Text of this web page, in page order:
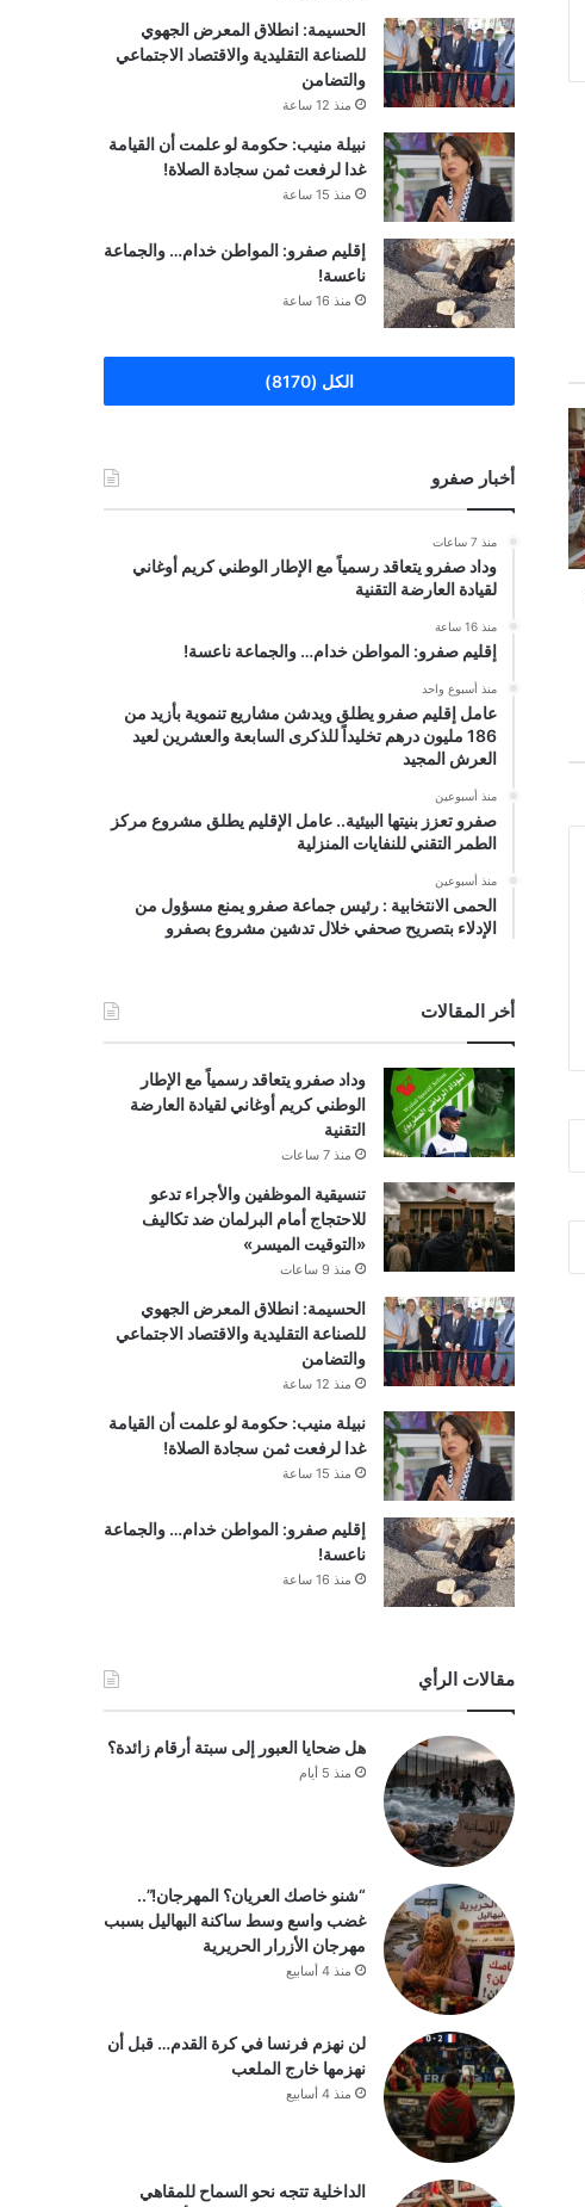
الحسيمة: انطلاق المعرض الجهوي
للصناعة التقليدية والاقتصاد الاجتماعي
والتضامن
منذ 12 ساعة
نبيلة منيب: حكومة لو علمت أن القيامة
غدا لرفعت ثمن سجادة الصلاة!
منذ 15 ساعة
إقليم صفرو: المواطن خدام… والجماعة
ناعسة!
منذ 16 ساعة
الكل (8170)
أخبار صفرو
منذ 7 ساعات
وداد صفرو يتعاقد رسمياً مع الإطار الوطني كريم أوغاني
لقيادة العارضة التقنية
منذ 16 ساعة
إقليم صفرو: المواطن خدام… والجماعة ناعسة!
منذ أسبوع واحد
عامل إقليم صفرو يطلق ويدشن مشاريع تنموية بأزيد من
186 مليون درهم تخليداً للذكرى السابعة والعشرين لعيد
العرش المجيد
منذ أسبوعين
صفرو تعزز بنيتها البيئية.. عامل الإقليم يطلق مشروع مركز
الطمر التقني للنفايات المنزلية
منذ أسبوعين
الحمى الانتخابية : رئيس جماعة صفرو يمنع مسؤول من
الإدلاء بتصريح صحفي خلال تدشين مشروع بصفرو
أخر المقالات
وداد صفرو يتعاقد رسمياً مع الإطار
الوطني كريم أوغاني لقيادة العارضة
التقنية
منذ 7 ساعات
تنسيقية الموظفين والأجراء تدعو
للاحتجاج أمام البرلمان ضد تكاليف
«التوقيت الميسر»
منذ 9 ساعات
الحسيمة: انطلاق المعرض الجهوي
للصناعة التقليدية والاقتصاد الاجتماعي
والتضامن
منذ 12 ساعة
نبيلة منيب: حكومة لو علمت أن القيامة
غدا لرفعت ثمن سجادة الصلاة!
منذ 15 ساعة
إقليم صفرو: المواطن خدام… والجماعة
ناعسة!
منذ 16 ساعة
مقالات الرأي
هل ضحايا العبور إلى سبتة أرقام زائدة؟
منذ 5 أيام
“شنو خاصك العريان؟ المهرجان!”..
غضب واسع وسط ساكنة البهاليل بسبب
مهرجان الأزرار الحريرية
منذ 4 أسابيع
لن نهزم فرنسا في كرة القدم… قبل أن
نهزمها خارج الملعب
منذ 4 أسابيع
الداخلية تتجه نحو السماح للمقاهي